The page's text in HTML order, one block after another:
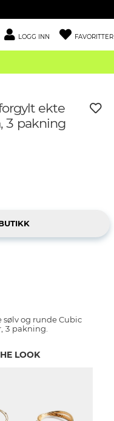
LOGG INN FAVORITTER
ekte
3 pakning
og runde Cubic
3 pakning.
LOOK